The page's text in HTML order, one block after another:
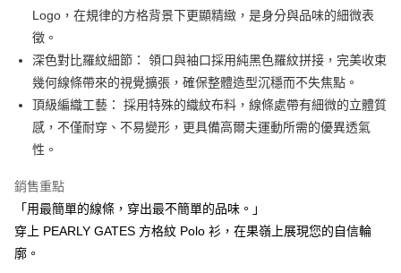
1.本服務由台灣大哥大提供，台灣大哥大用戶可立即使用無須另外申請。
2.付款方式選擇「大哥付你分期」，訂單成立後會自動跳轉到大哥付的交易
流程，驗證手機門號後，選擇欲分期的期數、繳款截止日，確認付款後即完
成交易。
3.實際核准額度、可分期數及費用金額請依後續交易確認頁面所載為準。
4.訂單成立30分鐘內，如未前往確認交易或遇審核未通過，訂單將自動取
消。如遇「轉專審核」未通過狀況，表示未達大哥付你分期系統評分，恕無
【繳款方式說明】
1.分期款項不併入電信帳單，「大哥付你分期」於每月結算日後寄送繳費提
2.透過簡訊連結打開帳單後，可選擇「超商條碼／台灣大直營門市／銀行轉
帳／街口支付／iPASS MONEY」等通路繳費。
【注意事項】
用戶於交易時，得透過本服務購買商品或服務，並由商店將買賣／分期付款
相關說明
【關於「AFTEE先享後付」】
AFTEE先享後付是「在收到商品之後才付款」的支付方式。 讓您購物簡單
便利好安心！
１．簡單：不需註冊會員、不需綁卡、不需儲值。
２．便利：只要手機號碼，簡訊認證，即可結帳。
３．安心：先確認商品／服務後，再付款。
【「AFTEE先享後付」結帳流程】
結帳頁面，進行簡訊認證並確認金額後，即可完成結帳。
２．訂單成立數日內，您將收到繳費通知簡訊。
ATM／網路銀行／等多元方式進行付款，方視為交易完成。
※ 請注意：結帳手續完成當下不需立刻繳費，但若您需要取消訂單，請聯絡
ATM付款
運送方式
全家取貨付款
免運費
付款後全家取貨
免運費
Logo，在規律的方格背景下更顯精緻，是身分與品味的細微表
徵。
深色對比羅紋細節： 領口與袖口採用純黑色羅紋拼接，完美收束
幾何線條帶來的視覺擴張，確保整體造型沉穩而不失焦點。
頂級編織工藝： 採用特殊的織紋布料，線條處帶有細微的立體質
感，不僅耐穿、不易變形，更具備高爾夫運動所需的優異透氣
性。
銷售重點
「用最簡單的線條，穿出最不簡單的品味。」
穿上 PEARLY GATES 方格紋 Polo 衫，在果嶺上展現您的自信輪
廓。